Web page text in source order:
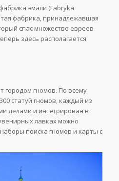
эмали (Fabryka
фабрика, принадлежавшая
спас множество евреев
здесь располагается
гномов. По всему
статуй гномов, каждый из
делами и интегрирован в
лавках можно
поиска гномов и карты с